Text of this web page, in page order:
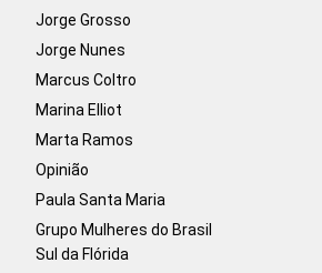
Jorge Grosso
Jorge Nunes
Marcus Coltro
Marina Elliot
Marta Ramos
Opinião
Paula Santa Maria
Grupo Mulheres do Brasil
Sul da Flórida